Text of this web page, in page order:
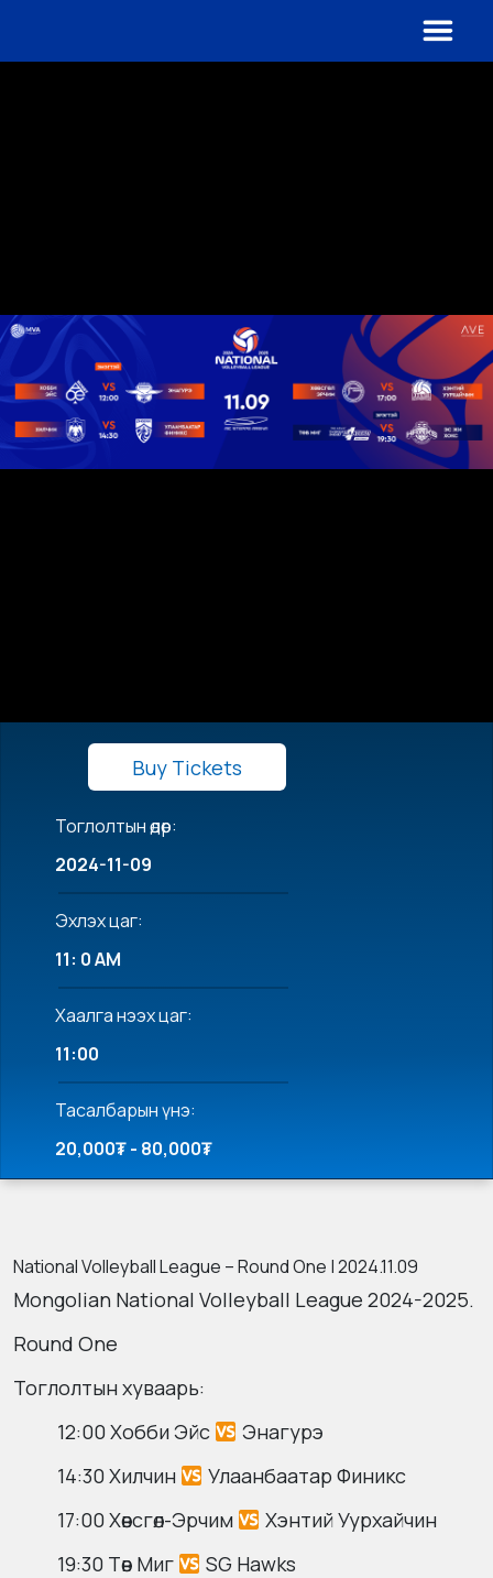
Buy Tickets
Тоглолтын өдөр:
2024-11-09
Эхлэх цаг:
11: 0 AM
Хаалга нээх цаг:
11:00
Тасалбарын үнэ:
20,000₮ - 80,000₮
National Volleyball League – Round One | 2024.11.09
Mongolian National Volleyball League 2024-2025.
Round One
Тоглолтын хуваарь:
12:00 Хобби Эйс
Энагурэ
14:30 Хилчин
Улаанбаатар Финикс
17:00 Хөвсгөл-Эрчим
Хэнтий Уурхайчин
19:30 Төв Миг
SG Hawks